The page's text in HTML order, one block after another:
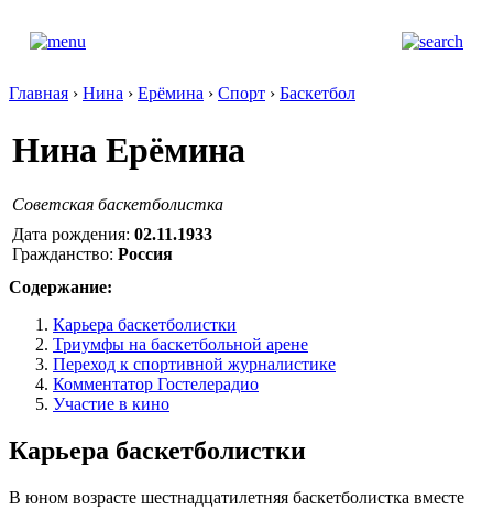
Главная › Нина › Ерёмина › Спорт › Баскетбол
Нина Ерёмина
Советская баскетболистка
Дата рождения: 02.11.1933
Гражданство: Россия
Содержание:
Карьера баскетболистки
Триумфы на баскетбольной арене
Переход к спортивной журналистике
Комментатор Гостелерадио
Участие в кино
Карьера баскетболистки
В юном возрасте шестнадцатилетняя баскетболистка вместе